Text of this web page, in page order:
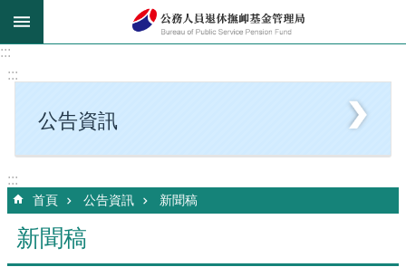
跳到主要內容區塊
:::
:::
公告資訊
:::
首頁 公告資訊 新聞稿
新聞稿